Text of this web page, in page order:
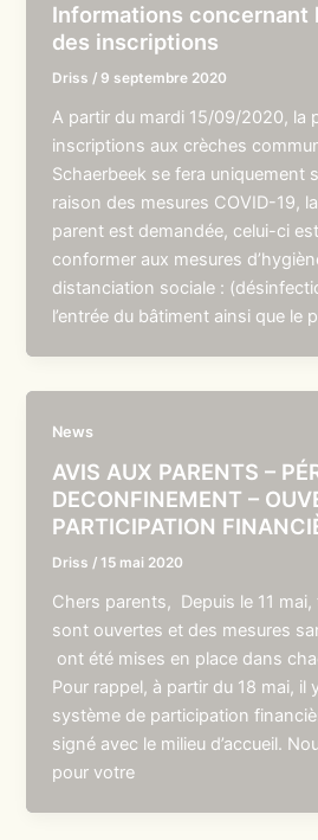
Informations concernant
des inscriptions
Driss / 9 septembre 2020
A partir du mardi 15/09/2020, la
inscriptions aux crèches
Schaerbeek se fera uniquement
raison des mesures COVID-19,
parent est demandée, celui-ci
conformer aux mesures
distanciation sociale :
l’entrée du bâtiment ainsi que le
News
AVIS AUX PARENTS –
DECONFINEMENT –
PARTICIPATION
Driss /15 mai 2020
Chers parents, Depuis le 11
sont ouvertes et des mesures
ont été mises en place dans
Pour rappel, à partir du 18 mai, il
système de participation
signé avec le milieu d’accueil.
pour votre